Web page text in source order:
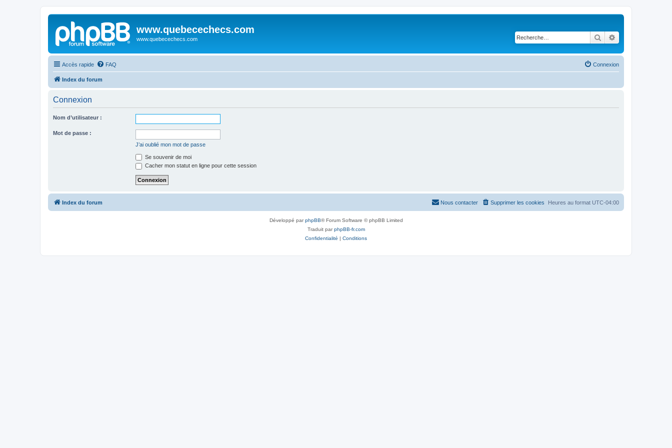
www.quebecechecs.com
www.quebecechecs.com Rechercher
Accès rapide FAQ Connexion
Index du forum
Connexion
Nom d’utilisateur :
Mot de passe :
J’ai oublié mon mot de passe
Se souvenir de moi
Cacher mon statut en ligne pour cette session
Index du forum Heures au format UTC-04:00
Supprimer les cookies
Nous contacter
Développé parphpBB® Forum Software © phpBB Limited
Traduit parphpBB-fr.com
Confidentialité | Conditions